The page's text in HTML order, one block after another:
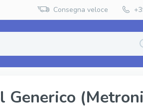
Consegna veloce
Generico